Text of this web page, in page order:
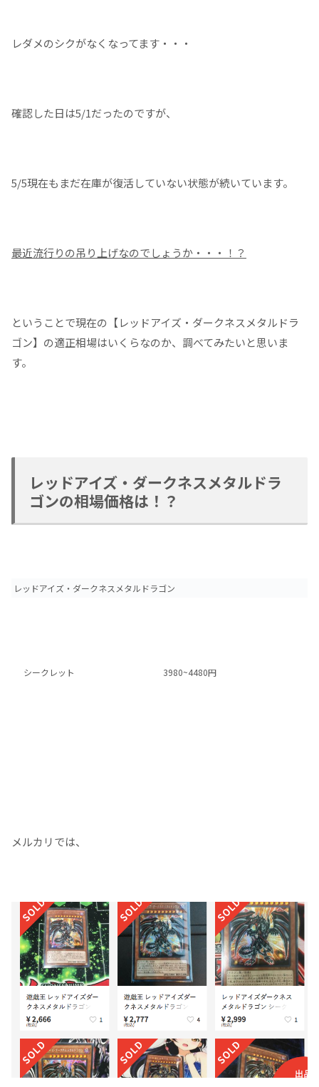
レダメのシクがなくなってます・・・
確認した日は5/1だったのですが、
5/5現在もまだ在庫が復活していない状態が続いています。
最近流行りの吊り上げなのでしょうか・・・！？
ということで現在の【レッドアイズ・ダークネスメタルドラ
ゴン】の適正相場はいくらなのか、調べてみたいと思いま
す。
レッドアイズ・ダークネスメタルドラ
ゴンの相場価格は！？
レッドアイズ・ダークネスメタルドラゴン
シークレット 3980~4480円
メルカリでは、